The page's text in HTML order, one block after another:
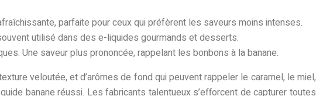
parfaite pour ceux qui préfèrent les saveurs moins intenses.
utilisé dans des e-liquides gourmands et desserts.
Une saveur plus prononcée, rappelant les bonbons à la banane.
veloutée, et d’arômes de fond qui peuvent rappeler le caramel, le miel,
banane réussi. Les fabricants talentueux s’efforcent de capturer toutes